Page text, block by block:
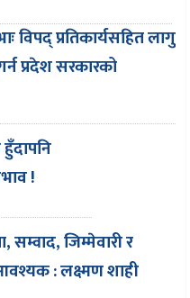
विपद् प्रतिकार्यसहित लागु
प्रदेश सरकारको
!
सम्वाद, जिम्मेवारी र
: लक्ष्मण शाही